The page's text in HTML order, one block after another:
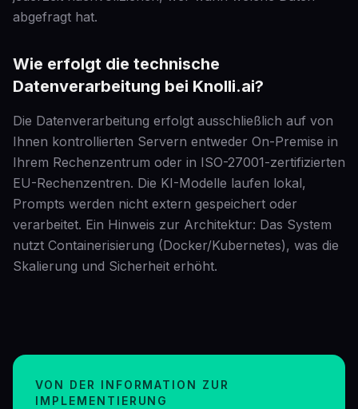
abgefragt hat.
Wie erfolgt die technische
Datenverarbeitung bei Knolli.ai?
Die Datenverarbeitung erfolgt ausschließlich auf von
Ihnen kontrollierten Servern entweder On-Premise in
Ihrem Rechenzentrum oder in ISO-27001-zertifizierten
EU-Rechenzentren. Die KI-Modelle laufen lokal,
Prompts werden nicht extern gespeichert oder
verarbeitet. Ein Hinweis zur Architektur: Das System
nutzt Containerisierung (Docker/Kubernetes), was die
Skalierung und Sicherheit erhöht.
VON DER INFORMATION ZUR
IMPLEMENTIERUNG